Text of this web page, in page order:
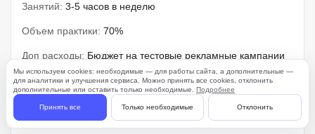
Занятий: 3-5 часов в неделю
Объем практики: 70%
Доп расходы: Бюджет на тестовые рекламные кампании
Бессрочный доступ Чат
Мы используем cookies: необходимые — для работы сайта, а дополнительные —
для аналитики и улучшения сервиса. Можно принять все cookies, отклонить
дополнительные или оставить только необходимые. Подробнее
Принять все Только необходимые Отклонить